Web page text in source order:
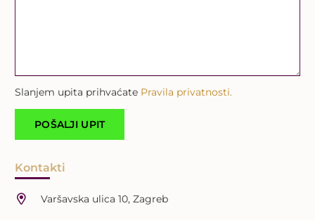
Slanjem upita prihvaćate Pravila privatnosti.
Kontakti
Varšavska ulica 10, Zagreb